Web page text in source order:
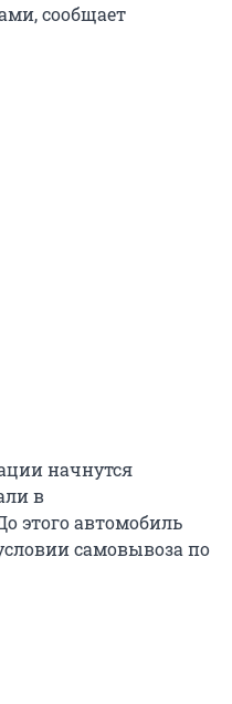
сообщает
начнутся
в
этого автомобиль
самовывоза по